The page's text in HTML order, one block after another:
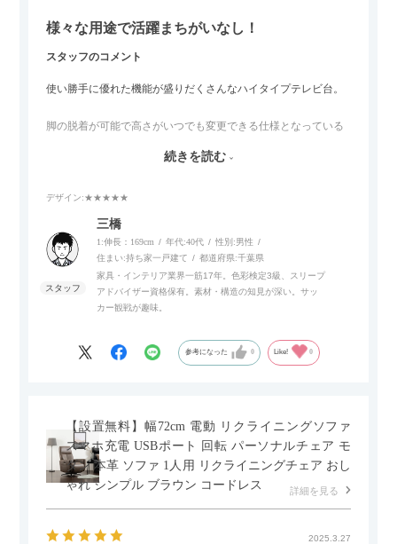
様々な用途で活躍まちがいなし！
スタッフのコメント
使い勝手に優れた機能が盛りだくさんなハイタイプテレビ台。
脚の脱着が可能で高さがいつでも変更できる仕様となっている
また、補助テーブルとして使用可能なスライドテーブルや収納
内部にもプリンターなどが置けるスライド棚板がついているの
でテレビ台以外にもオフィスなどでの収納家具やリビングでの
サイドボードとして多目的な用途に対応しています。
また、扉は横方向へのスライド式となっているので開閉時のス
ペースを最小限に抑えられ、省スペースでご利用いただけるの
続きを読む
デザイン:★★★★★
三橋
1:伸長：169cm 年代:40代 性別:男性
住まい:持ち家一戸建て 都道府県:千葉県
家具・インテリア業界一筋17年。色彩検定3級、スリープ
アドバイザー資格保有。素材・構造の知見が深い。サッ
カー観戦が趣味。
参考になった 0 Like! 0
【設置無料】幅72cm 電動 リクライニングソファ
スマホ充電 USBポート 回転 パーソナルチェア モ
ダン 本革 ソファ 1人用 リクライニングチェア おし
ゃれ シンプル ブラウン コードレス
詳細を見る
2025.3.27